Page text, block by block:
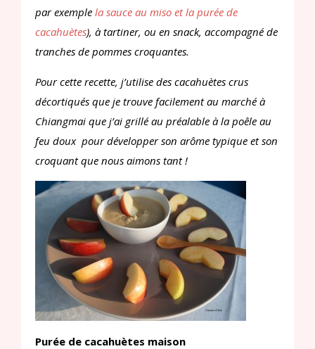
par exemple la sauce au miso et la purée de
cacahuètes), à tartiner, ou en snack, accompagné de
tranches de pommes croquantes.
Pour cette recette, j’utilise des cacahuètes crus
décortiqués que je trouve facilement au marché à
Chiangmai que j’ai grillé au préalable à la poêle au
feu doux pour développer son arôme typique et son
croquant que nous aimons tant !
Purée de cacahuètes maison